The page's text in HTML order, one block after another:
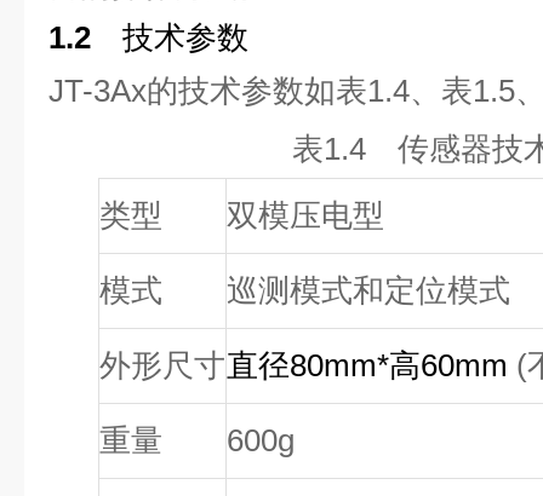
1.2 技术参数
JT-3Ax的技术参数如表1.4、表1.5
表1.4 传感器技
类型
双模压电型
模式 巡测模式和定位模式
外形尺寸直径80mm*高60mm (
重量 600g